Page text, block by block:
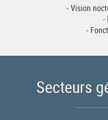
- Vision
-
-
Secteurs